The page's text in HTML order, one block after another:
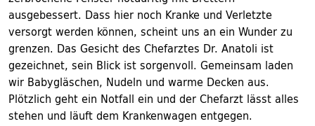
ausgebessert. Dass hier noch Kranke und Verletzte
versorgt werden können, scheint uns an ein Wunder zu
grenzen. Das Gesicht des Chefarztes Dr. Anatoli ist
gezeichnet, sein Blick ist sorgenvoll. Gemeinsam laden
wir Babygläschen, Nudeln und warme Decken aus.
Plötzlich geht ein Notfall ein und der Chefarzt lässt alles
stehen und läuft dem Krankenwagen entgegen.